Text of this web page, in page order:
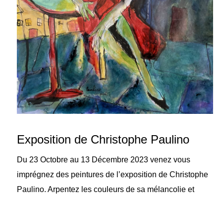
Exposition de Christophe Paulino
Du 23 Octobre au 13 Décembre 2023 venez vous
imprégnez des peintures de l’exposition de Christophe
Paulino. Arpentez les couleurs de sa mélancolie et